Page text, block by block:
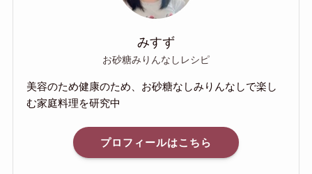
みすず
お砂糖みりんなしレシピ
美容のため健康のため、お砂糖なしみりんなしで楽し
む家庭料理を研究中
プロフィールはこちら